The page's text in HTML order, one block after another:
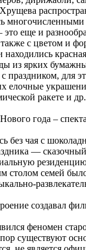
еще и
с цветом и
из ярких
праздником, для
елочные
ракете и
года –
без чая с
—
столом семей
создавал
феномен
существуют